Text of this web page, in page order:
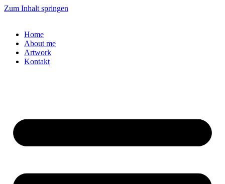
Zum Inhalt springen
Home
About me
Artwork
Kontakt